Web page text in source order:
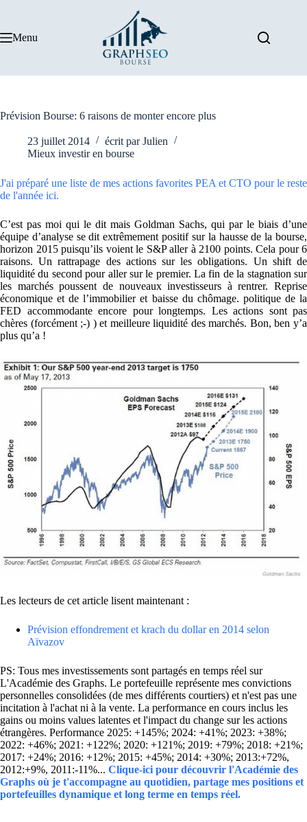
Menu
Prévision Bourse: 6 raisons de monter encore plus
23 juillet 2014 écrit par Julien
Mieux investir en bourse
J'ai préparé une liste de mes actions favorites PEA et CTO pour le reste
de l'année ici.
C’est pas moi qui le dit mais Goldman Sachs, qui par le biais d’une
équipe d’analyse se dit extrêmement positif sur la hausse de la bourse,
horizon 2015 puisqu’ils voient le S&P aller à 2100 points. Cela pour 6
raisons. Un rattrapage des actions sur les obligations. Un shift de
liquidité du second pour aller sur le premier. La fin de la stagnation sur
les marchés poussent de nouveaux investisseurs à rentrer. Reprise
économique et de l’immobilier et baisse du chômage. politique de la
FED accommodante encore pour longtemps. Les actions sont pas
chères (forcément ;-) ) et meilleure liquidité des marchés. Bon, ben y’a
plus qu’a !
Les lecteurs de cet article lisent maintenant :
Prévision effondrement et krach du dollar en 2014 selon
Aïvazov
PS: Tous mes investissements sont partagés en temps réel sur
L'Académie des Graphs. Le portefeuille représente mes convictions
personnelles consolidées (de mes différents courtiers) et n'est pas une
incitation à l'achat ni à la vente. La performance en cours inclus les
gains ou moins values latentes et l'impact du change sur les actions
étrangères. Performance 2025: +145%; 2024: +41%; 2023: +38%;
2022: +46%; 2021: +122%; 2020: +121%; 2019: +79%; 2018: +21%;
2017: +24%; 2016: +12%; 2015: +45%; 2014: +30%; 2013:+72%,
2012:+9%, 2011:-11%... Clique-ici pour découvrir l'Académie des
Graphs où je t'accompagne au quotidien, partage mes positions et
portefeuilles dynamique et long terme en temps réel.